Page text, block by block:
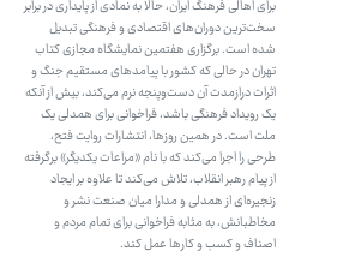
برای اهالی فرهنگ ایران، حالا به نمادی از پایداری در برابر
سخت‌ترین دوران‌های اقتصادی و فرهنگی تبدیل
شده است. برگزاری هفتمین نمایشگاه مجازی کتاب
تهران در حالی که کشور با پیامدهای مستقیم جنگ و
اثرات درازمدت آن دست‌وپنجه نرم می‌کند، بیش از آنکه
یک رویداد فرهنگی باشد، فراخوانی برای همدلی یک
ملت است. در همین روزها، انتشارات روایت فتح،
طرحی را اجرا می‌کند که با نام «مراعات یکدیگر» برگرفته
از پیام رهبر انقلاب، تلاش می‌کند تا علاوه بر ایجاد
زنجیره‌ای از همدلی و مدارا میان صنعت نشر و
مخاطبانش، به مثابه فراخوانی برای تمام مردم و
اصناف و کسب و کارها عمل کند.